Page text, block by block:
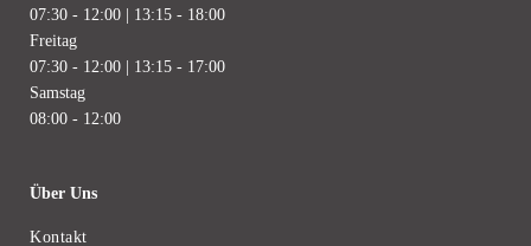
07:30 - 12:00 | 13:15 - 18:00
Freitag
07:30 - 12:00 | 13:15 - 17:00
Samstag
08:00 - 12:00
Über Uns
Kontakt